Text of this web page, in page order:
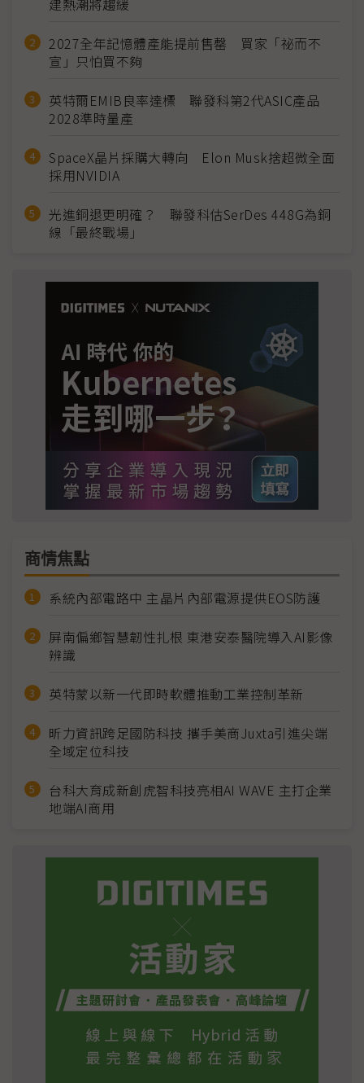
建熱潮將趨緩
2027全年記憶體產能提前售罄 買家「祕而不
宣」只怕買不夠
英特爾EMIB良率達標 聯發科第2代ASIC產品
2028準時量產
SpaceX晶片採購大轉向 Elon Musk捨超微全面
採用NVIDIA
光進銅退更明確？ 聯發科估SerDes 448G為銅
線「最終戰場」
商情焦點
系統內部電路中 主晶片內部電源提供EOS防護
屏南偏鄉智慧韌性扎根 東港安泰醫院導入AI影像
辨識
英特蒙以新一代即時軟體推動工業控制革新
昕力資訊跨足國防科技 攜手美商Juxta引進尖端
全域定位科技
台科大育成新創虎智科技亮相AI WAVE 主打企業
地端AI商用